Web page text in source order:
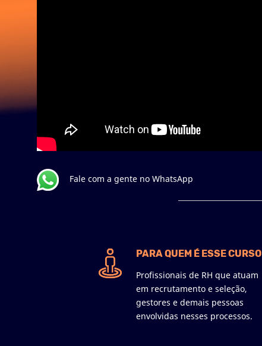
Fale com a gente no WhatsApp
PARA QUEM É ESSE CURSO
Profissionais de RH que atuam
em recrutamento e seleção,
gestores e demais pessoas
envolvidas nesses processos.